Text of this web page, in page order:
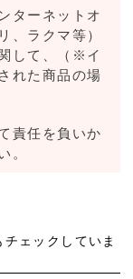
ターネットオ
、ラクマ等）
して、（※イ
れた商品の場
責任を負いか
。
ェックしていま